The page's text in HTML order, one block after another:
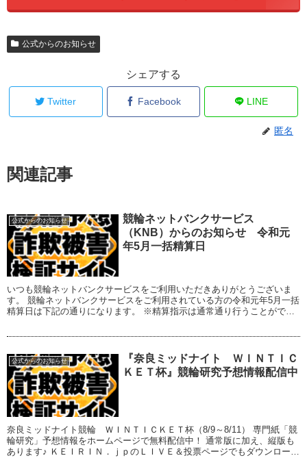
公式からのお知らせ
シェアする
Twitter Facebook LINE
匿名
関連記事
公式からのお知らせ
競輪ネットバンクサービス
（KNB）からのお知らせ 令和元
年5月一括精算日
いつも競輪ネットバンクサービスをご利用いただきありがとうございま
す。 競輪ネットバンクサービスをご利用されている方の令和元年5月一括
精算日は下記の通りになります。 ※精算指示は通常通り行うことができ
公式からのお知らせ
『奈良ミッドナイト ＷＩＮＴＩＣ
ＫＥＴ杯』競輪研究予想情報配信中
奈良ミッドナイト競輪 ＷＩＮＴＩＣＫＥＴ杯（8/9～8/11） 専門紙「競
輪研究」予想情報をホームページで無料配信中！ 通常版に加え、縦版も
あります♪ ＫＥＩＲＩＮ．ｊｐのＬＩＶＥ＆投票ページでもダウンロード